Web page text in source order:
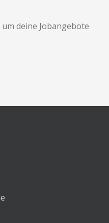
deine Jobangebote